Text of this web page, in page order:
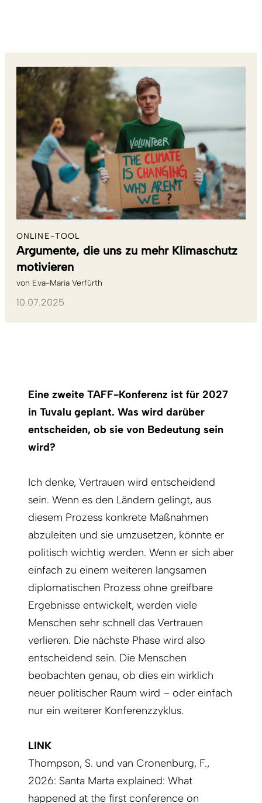
ONLINE-TOOL
Argumente, die uns zu mehr Klimaschutz
motivieren
von Eva-Maria Verfürth
10.07.2025
Eine zweite TAFF-Konferenz ist für 2027
in Tuvalu geplant. Was wird darüber
entscheiden, ob sie von Bedeutung sein
wird?
Ich denke, Vertrauen wird entscheidend
sein. Wenn es den Ländern gelingt, aus
diesem Prozess konkrete Maßnahmen
abzuleiten und sie umzusetzen, könnte er
politisch wichtig werden. Wenn er sich aber
einfach zu einem weiteren langsamen
diplomatischen Prozess ohne greifbare
Ergebnisse entwickelt, werden viele
Menschen sehr schnell das Vertrauen
verlieren. Die nächste Phase wird also
entscheidend sein. Die Menschen
beobachten genau, ob dies ein wirklich
neuer politischer Raum wird – oder einfach
nur ein weiterer Konferenzzyklus.
LINK
Thompson, S. und van Cronenburg, F.,
2026: Santa Marta explained: What
happened at the first conference on